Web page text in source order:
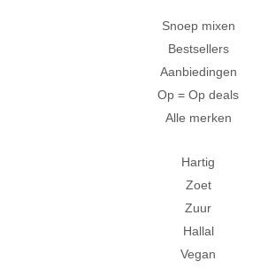
Snoep mixen
Bestsellers
Aanbiedingen
Op = Op deals
Alle merken
Hartig
Zoet
Zuur
Hallal
Vegan